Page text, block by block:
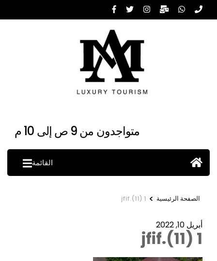
تخطى
إلى
متواجدون من 9 ص إلى 10 م
القائمة
الصفحة الرئيسية >
1 (11).jfif
أبريل 10, 2022
1 (11).jfif